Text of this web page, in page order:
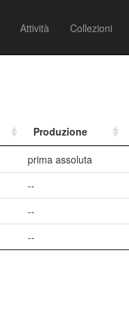
Attività Collezioni
Produzione
prima assoluta
--
--
--